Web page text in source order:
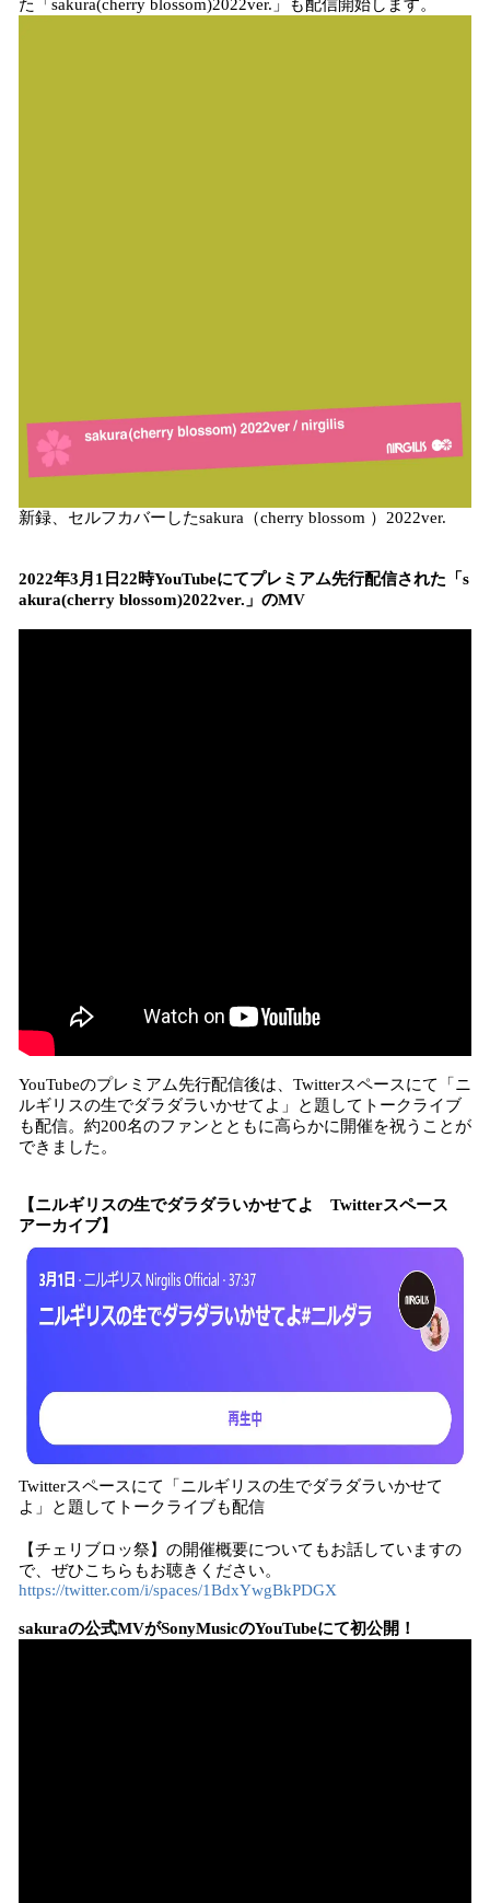
た「sakura(cherry blossom)2022ver.」も配信開始します。
新録、セルフカバーしたsakura（cherry blossom ）2022ver.
2022年3月1日22時YouTubeにてプレミアム先行配信された「s
akura(cherry blossom)2022ver.」のMV
YouTubeのプレミアム先行配信後は、Twitterスペースにて「ニ
ルギリスの生でダラダラいかせてよ」と題してトークライブ
も配信。約200名のファンとともに高らかに開催を祝うことが
できました。
【ニルギリスの生でダラダラいかせてよ Twitterスペース
アーカイブ】
Twitterスペースにて「ニルギリスの生でダラダラいかせて
よ」と題してトークライブも配信
【チェリブロッ祭】の開催概要についてもお話していますの
で、ぜひこちらもお聴きください。
https://twitter.com/i/spaces/1BdxYwgBkPDGX
sakuraの公式MVがSonyMusicのYouTubeにて初公開！